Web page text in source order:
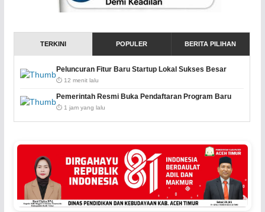
TERKINI POPULER BERITA PILIHAN
Peluncuran Fitur Baru Startup Lokal Sukses Besar
⏱️ 12 menit lalu
Pemerintah Resmi Buka Pendaftaran Program Baru
⏱️ 1 jam yang lalu